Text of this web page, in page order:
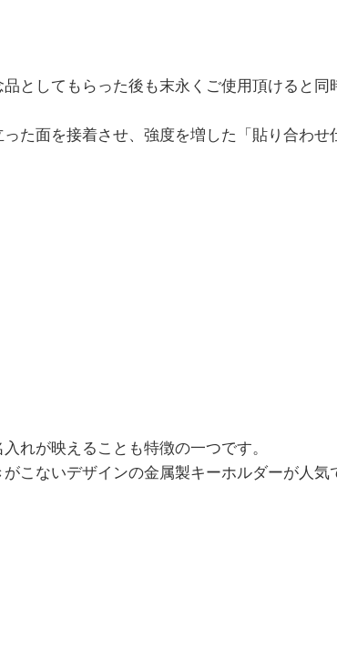
としてもらった後も末永くご使用頂けると
た面を接着させ、強度を増した「貼り合わせ
れが映えることも特徴の一つです。
こないデザインの金属製キーホルダーが人気